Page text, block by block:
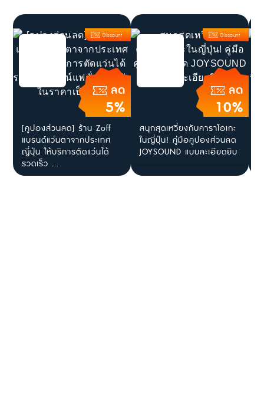
ลด
5%
Discount
[คูปองส่วนลด] ร้าน Zoff
แบรนด์แว่นตาจากประเทศ
ญี่ปุ่น ให้บริการตัดแว่นได้
รวดเร็ว ...
ลด
10%
Discount
สนุกสุดเหวี่ยงกับคาราโอเกะ
ในญี่ปุ่น! คู่มือคูปองส่วนลด
JOYSOUND แบบละเอียดยิบ